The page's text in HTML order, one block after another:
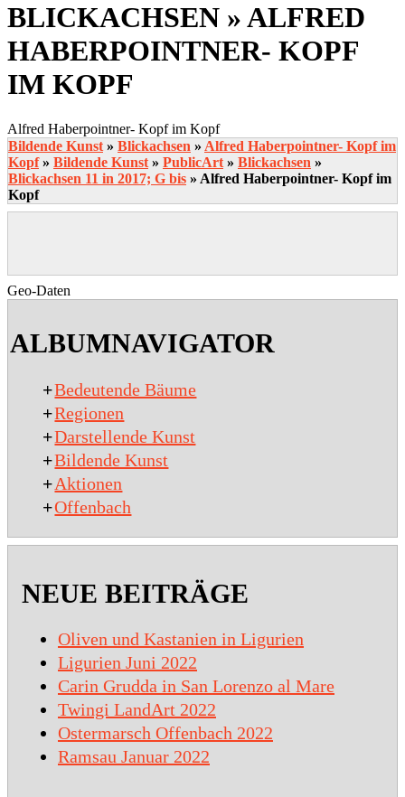
BLICKACHSEN »ALFRED
HABERPOINTNER- KOPF
IM KOPF
Alfred Haberpointner- Kopf im Kopf
Bildende Kunst » Blickachsen » Alfred Haberpointner- Kopf im
Kopf» Bildende Kunst » PublicArt » Blickachsen »
Blickachsen 11 in 2017; G bis » Alfred Haberpointner- Kopf im
Kopf
Geo-Daten
22
ALBUMNAVIGATOR
+Bedeutende Bäume
+Regionen
+Darstellende Kunst
+Bildende Kunst
+Aktionen
+Offenbach
NEUE BEITRÄGE
Oliven und Kastanien in Ligurien
Ligurien Juni 2022
Carin Grudda in San Lorenzo al Mare
Twingi LandArt 2022
Ostermarsch Offenbach 2022
Ramsau Januar 2022